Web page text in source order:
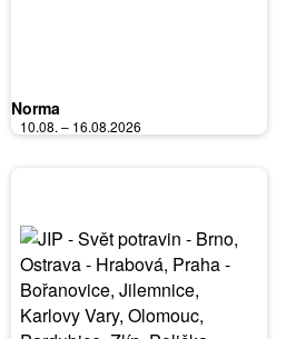
Norma
10.08. – 16.08.2026